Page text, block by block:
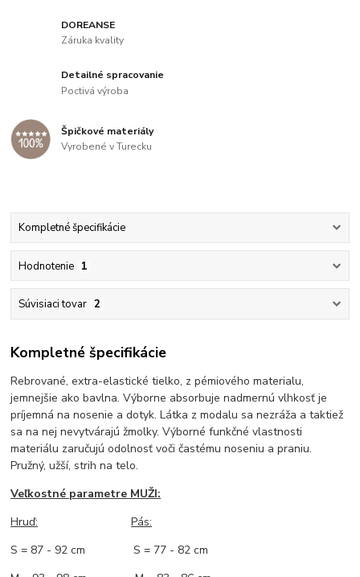
DOREANSE
Záruka kvality
Detailné spracovanie
Poctivá výroba
Špičkové materiály
Vyrobené v Turecku
Kompletné špecifikácie
Hodnotenie 1
Súvisiaci tovar 2
Kompletné špecifikácie
Rebrované, extra-elastické tielko, z pémiového materialu,
jemnejšie ako bavlna. Výborne absorbuje nadmernú vlhkosť je
príjemná na nosenie a dotyk. Látka z modalu sa nezráža a taktiež
sa na nej nevytvárajú žmolky. Výborné funkčné vlastnosti
materiálu zaručujú odolnosť voči častému noseniu a praniu.
Pružný, užší, strih na telo.
Veľkostné parametre MUŽI:
Hruď:
Pás:
S = 87 - 92 cm S = 77 - 82 cm